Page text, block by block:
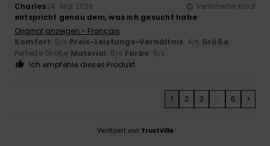
Charles24. Mai 2026
Verifizierter Kauf
entspricht genau dem, was ich gesucht habe
Original anzeigen - Français
Komfort: 5/5 Preis-Leistungs-Verhältnis: 4/5 Größe:
Perfekte Größe Material: 5/5 Farbe: 5/5
Ich empfehle dieses Produkt
1 2 3 ... 6 >
Verifiziert von TrustVille